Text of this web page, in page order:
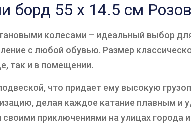
борд 55 х 14.5 см
колесами – идеальный выбор
с любой обувью. Размер
так и в помещении.
что придает ему высокую
делая каждое катание плавным
приключениями на улицах города